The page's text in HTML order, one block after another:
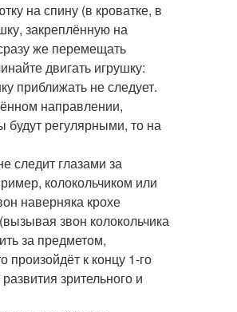
на спину (в кроватке, в
закреплённую на
же перемещать
двигать игрушку:
приближать не следует.
направлении,
регулярными, то на
следит глазами за
колокольчиком или
наверняка крохе
звон колокольчика
за предметом,
к концу 1-го
зрительного и